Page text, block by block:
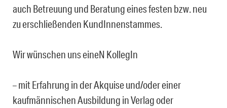
auch Betreuung und Beratung eines festen bzw. neu
zu erschließenden KundInnenstammes.
Wir wünschen uns eineN KollegIn
– mit Erfahrung in der Akquise und/oder einer
kaufmännischen Ausbildung in Verlag oder